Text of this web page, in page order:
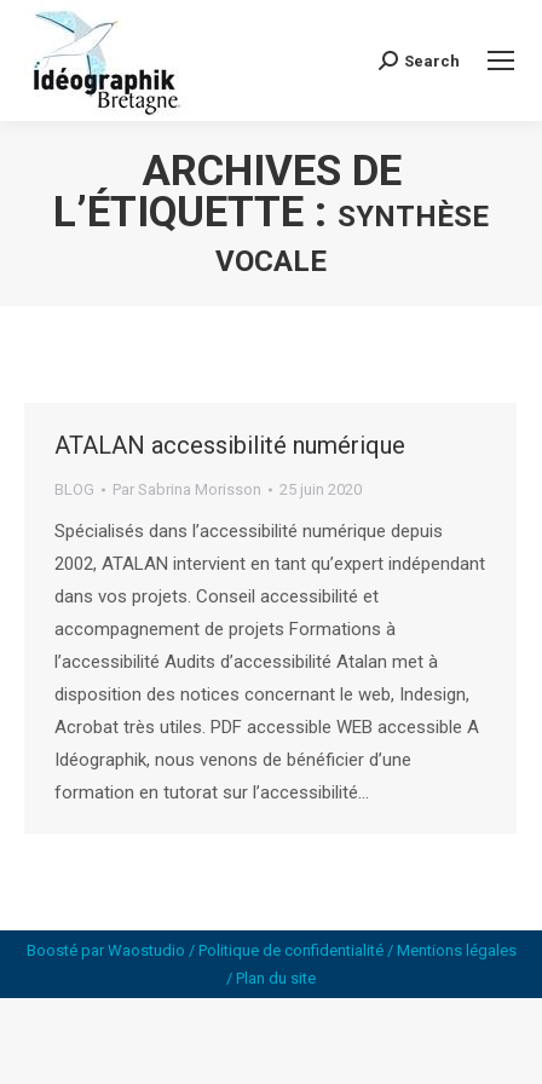
Recherche
Search
ARCHIVES DE
L’ÉTIQUETTE : SYNTHÈSE
VOCALE
ATALAN accessibilité numérique
BLOG Par Sabrina Morisson 25 juin 2020
Spécialisés dans l’accessibilité numérique depuis
2002, ATALAN intervient en tant qu’expert indépendant
dans vos projets. Conseil accessibilité et
accompagnement de projets Formations à
l’accessibilité Audits d’accessibilité Atalan met à
disposition des notices concernant le web, Indesign,
Acrobat très utiles. PDF accessible WEB accessible A
Idéographik, nous venons de bénéficier d’une
formation en tutorat sur l’accessibilité…
Boosté par Waostudio / Politique de confidentialité/ Mentions légales
/ Plan du site